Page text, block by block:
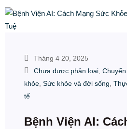
Tháng 4 20, 2025
Chưa được phân loại,
khỏe, Sức khỏe và đời sống,
tế
Bệnh Viện AI: